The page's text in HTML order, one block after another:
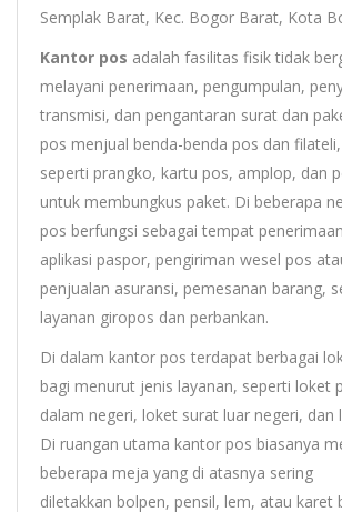
Semplak Barat, Kec. Bogor Barat, Kota
Kantor pos adalah fasilitas fisik tidak
melayani penerimaan, pengumpulan,
transmisi, dan pengantaran surat dan
pos menjual benda-benda pos dan filateli,
seperti prangko, kartu pos, amplop, dan
untuk membungkus paket. Di beberapa
pos berfungsi sebagai tempat penerimaan
aplikasi paspor, pengiriman wesel pos
penjualan asuransi, pemesanan barang,
layanan giropos dan perbankan.
Di dalam kantor pos terdapat berbagai
bagi menurut jenis layanan, seperti loket
dalam negeri, loket surat luar negeri, dan
Di ruangan utama kantor pos biasanya
beberapa meja yang di atasnya sering
diletakkan bolpen, pensil, lem, atau karet